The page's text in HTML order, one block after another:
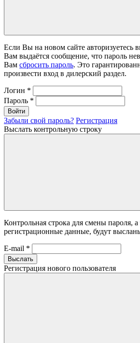
Если Вы на новом сайте авторизуетесь
Вам выдаётся сообщение, что пароль
Вам сбросить пароль. Это
произвести вход в дилерский раздел.
Логин *
Пароль *
Войти
Забыли свой пароль? Регистрация
Выслать контрольную строку
Контрольная строка для смены пароля,
регистрационные данные, будут
E-mail *
Выслать
Регистрация нового пользователя